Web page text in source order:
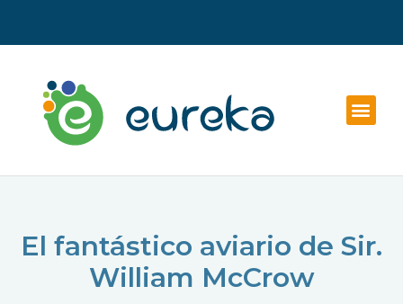
El fantástico aviario de Sir.
William McCrow